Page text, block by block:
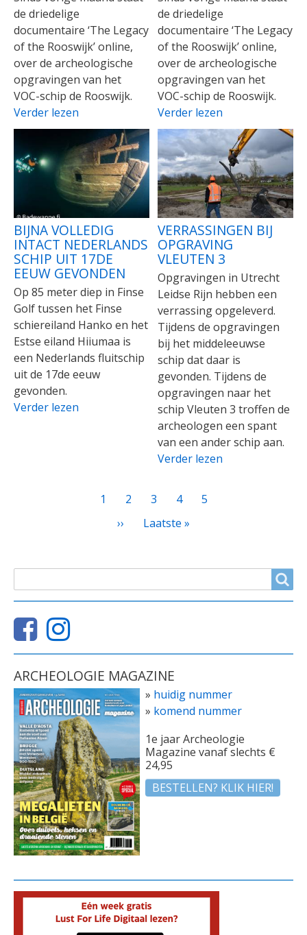
de driedelige
documentaire ‘The Legacy
of the Rooswijk’ online,
over de archeologische
opgravingen van het
VOC-schip de Rooswijk.
Verder lezen
de driedelige
documentaire ‘The Legacy
of the Rooswijk’ online,
over de archeologische
opgravingen van het
VOC-schip de Rooswijk.
Verder lezen
BIJNA VOLLEDIG
INTACT NEDERLANDS
SCHIP UIT 17DE
EEUW GEVONDEN
Op 85 meter diep in Finse
Golf tussen het Finse
schiereiland Hanko en het
Estse eiland Hiiumaa is
een Nederlands fluitschip
uit de 17de eeuw
gevonden.
Verder lezen
VERRASSINGEN BIJ
OPGRAVING
VLEUTEN 3
Opgravingen in Utrecht
Leidse Rijn hebben een
verrassing opgeleverd.
Tijdens de opgravingen
bij het middeleeuwse
schip dat daar is
gevonden. Tijdens de
opgravingen naar het
schip Vleuten 3 troffen de
archeologen een spant
van een ander schip aan.
Verder lezen
Huidige
1 Page
2 Page
3 Page
4 Page
5
Volgende
››
Laatste
Laatste »
ARCHEOLOGIE MAGAZINE
» huidig nummer
» komend nummer
1e jaar Archeologie
Magazine vanaf slechts €
24,95
BESTELLEN? KLIK HIER!